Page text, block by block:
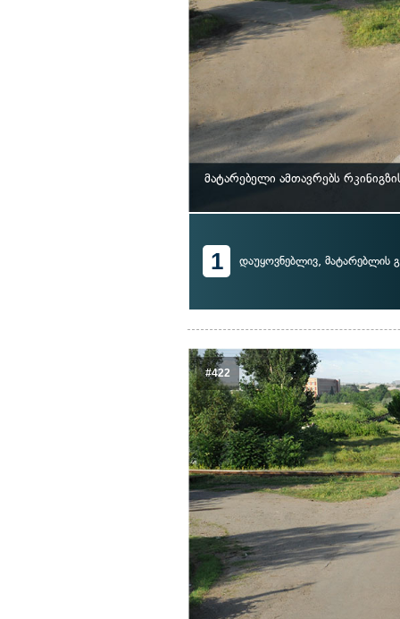
მატარებელი ამთავრებს
1 დაუყოვნებლივ, მატარებლის
#422